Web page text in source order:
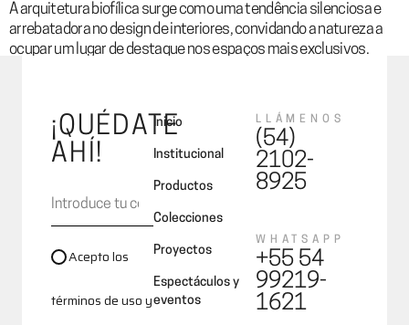
A arquitetura biofílica surge como uma tendência silenciosa e
arrebatadora no design de interiores, convidando a natureza a
ocupar um lugar de destaque nos espaços mais exclusivos.
¡QUÉDATE
AHÍ!
Acepto los
términos de uso y
Inicio
Institucional
Productos
Colecciones
Proyectos
Espectáculos y
eventos
LLÁMENOS
(54)
2102-
8925
WHATSAPP
+55 54
99219-
1621